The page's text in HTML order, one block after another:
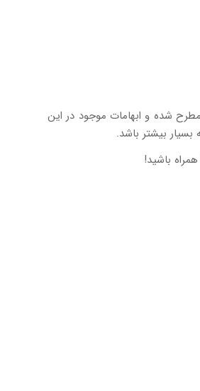
شده و ابهامات موجود در این
بیشتر باشد.
باشید!